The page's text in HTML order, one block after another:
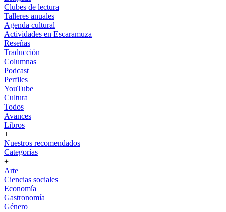
Clubes de lectura
Talleres anuales
Agenda cultural
Actividades en Escaramuza
Reseñas
Traducción
Columnas
Podcast
Perfiles
YouTube
Cultura
Todos
Avances
Libros
+
Nuestros recomendados
Categorías
+
Arte
Ciencias sociales
Economía
Gastronomía
Género